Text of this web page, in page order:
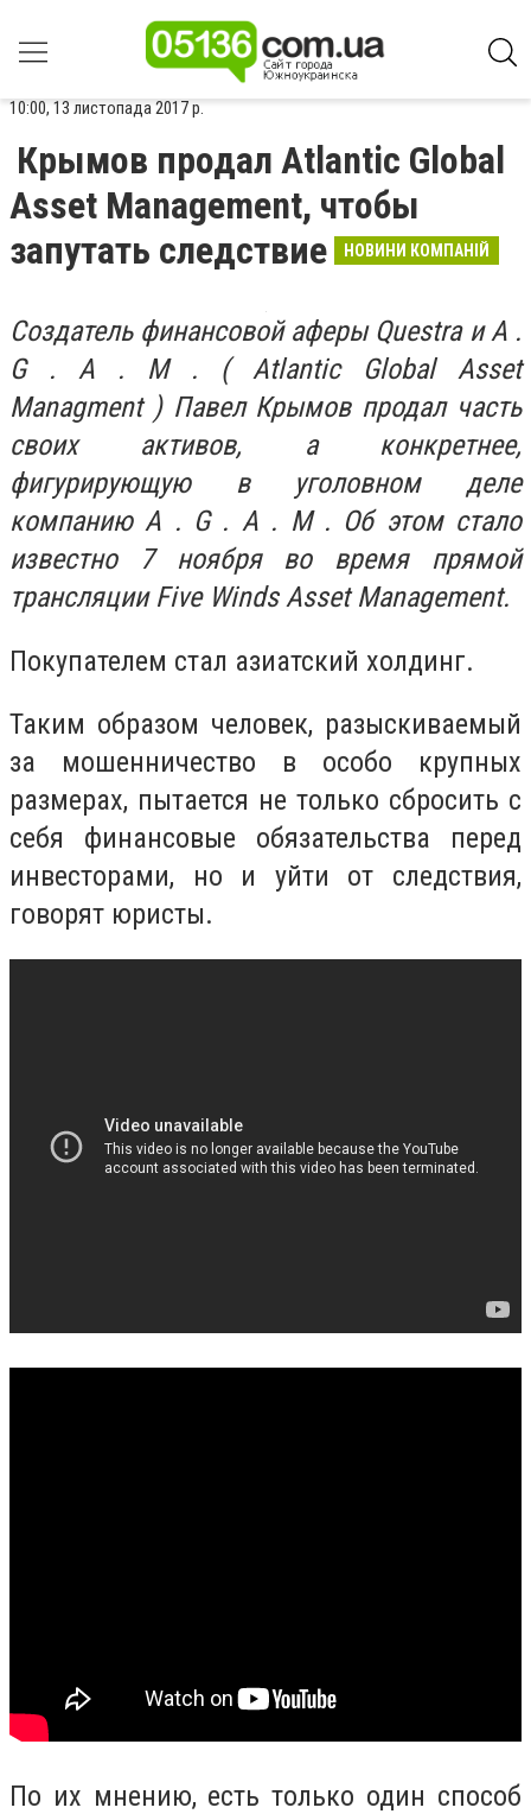
10:00, 13 листопада 2017 р.
Крымов продал Atlantic Global
Asset Management, чтобы
запутать следствие
НОВИНИ КОМПАНІЙ
Создатель финансовой аферы Questra и A .
G . A . M . ( Atlantic Global Asset
Managment ) Павел Крымов продал часть
своих активов, а конкретнее,
фигурирующую в уголовном деле
компанию A . G . A . M . Об этом стало
известно 7 ноября во время прямой
трансляции Five Winds Asset Management.
Покупателем стал азиатский холдинг.
Таким образом человек, разыскиваемый
за мошенничество в особо крупных
размерах, пытается не только сбросить с
себя финансовые обязательства перед
инвесторами, но и уйти от следствия,
говорят юристы.
По их мнению, есть только один способ